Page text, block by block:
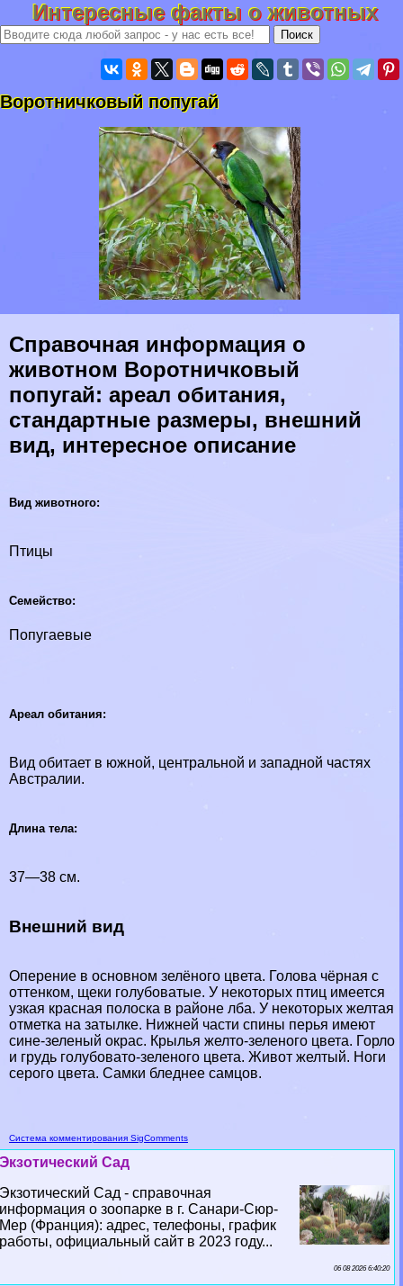
Интересные факты о животных
Воротничковый попугай
Справочная информация о
животном Воротничковый
попугай: ареал обитания,
стандартные размеры, внешний
вид, интересное описание
Вид животного:
Птицы
Семейство:
Попугаевые
Ареал обитания:
Вид обитает в южной, центральной и западной частях
Австралии.
Длина тела:
37—38 см.
Внешний вид
Оперение в основном зелёного цвета. Голова чёрная с
оттенком, щеки гoлyбоватые. У некоторых птиц имеется
узкая красная полоска в районе лба. У некоторых желтая
отметка на затылке. Нижней части спины перья имеют
сине-зеленый окрас. Крылья желто-зеленого цвета. Горло
и гpyдь гoлyбовато-зеленого цвета. Живот желтый. Ноги
серого цвета. Самки бледнее самцов.
Система комментирования SigComments
Экзотический Сад
Экзотический Сад - справочная
информация о зоопарке в г. Санари-Сюр-
Мер (Франция): адрес, телефоны, график
работы, официальный сайт в 2023 году...
06 08 2026 6:40:20